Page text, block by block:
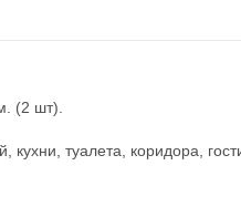
(2 шт).
туалета, коридора,